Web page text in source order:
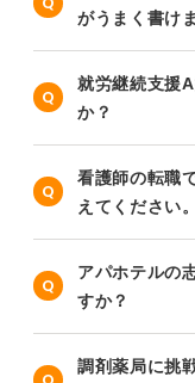
がうまく書け
就労継続支援
か？
看護師の転職
えてください。
アパホテルの
すか？
調剤薬局に挑